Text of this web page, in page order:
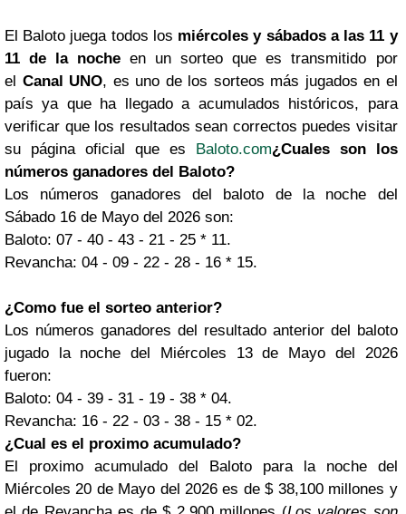
El Baloto juega todos los miércoles y sábados a las 11 y
11 de la noche en un sorteo que es transmitido por
el Canal UNO, es uno de los sorteos más jugados en el
país ya que ha llegado a acumulados históricos, para
verificar que los resultados sean correctos puedes visitar
su página oficial que es Baloto.com¿Cuales son los
números ganadores del Baloto?
Los números ganadores del baloto de la noche del
Sábado 16 de Mayo del 2026 son:
Baloto: 07 - 40 - 43 - 21 - 25 * 11.
Revancha: 04 - 09 - 22 - 28 - 16 * 15.
¿Como fue el sorteo anterior?
Los números ganadores del resultado anterior del baloto
jugado la noche del Miércoles 13 de Mayo del 2026
fueron:
Baloto: 04 - 39 - 31 - 19 - 38 * 04.
Revancha: 16 - 22 - 03 - 38 - 15 * 02.
¿Cual es el proximo acumulado?
El proximo acumulado del Baloto para la noche del
Miércoles 20 de Mayo del 2026 es de $ 38,100 millones y